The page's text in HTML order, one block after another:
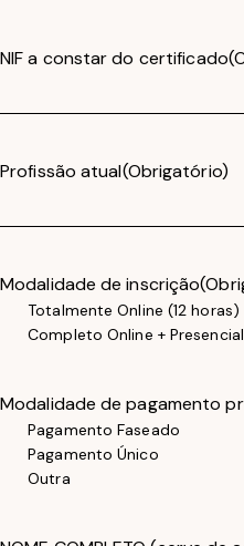
NIF a constar do certificado
Profissão atual(Obrigatório)
Modalidade de inscrição
Totalmente Online (12 horas)
Completo Online +
Modalidade de pagamento
Pagamento Faseado
Pagamento Único
Outra